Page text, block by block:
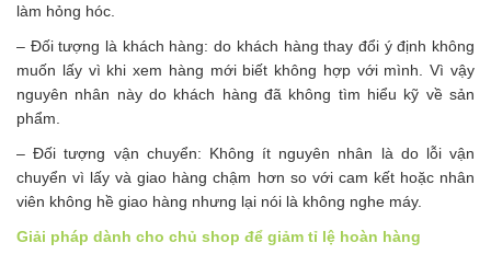
làm hỏng hóc.
– Đối tượng là khách hàng: do khách hàng thay đổi ý định không
muốn lấy vì khi xem hàng mới biết không hợp với mình. Vì vậy
nguyên nhân này do khách hàng đã không tìm hiểu kỹ về sản
phẩm.
– Đối tượng vận chuyển: Không ít nguyên nhân là do lỗi vận
chuyển vì lấy và giao hàng chậm hơn so với cam kết hoặc nhân
viên không hề giao hàng nhưng lại nói là không nghe máy.
Giải pháp dành cho chủ shop để giảm tỉ lệ hoàn hàng